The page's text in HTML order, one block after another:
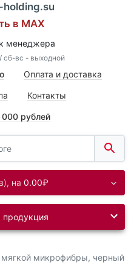
holding.su
в MAX
менеджера
сб-вс - выходной
Оплата и доставка
Контакты
рублей
на 0.00₽
продукция
микрофибры, черный